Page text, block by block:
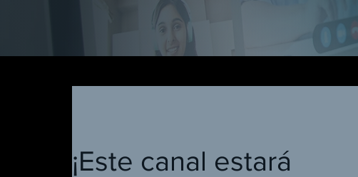
¡Este canal estará